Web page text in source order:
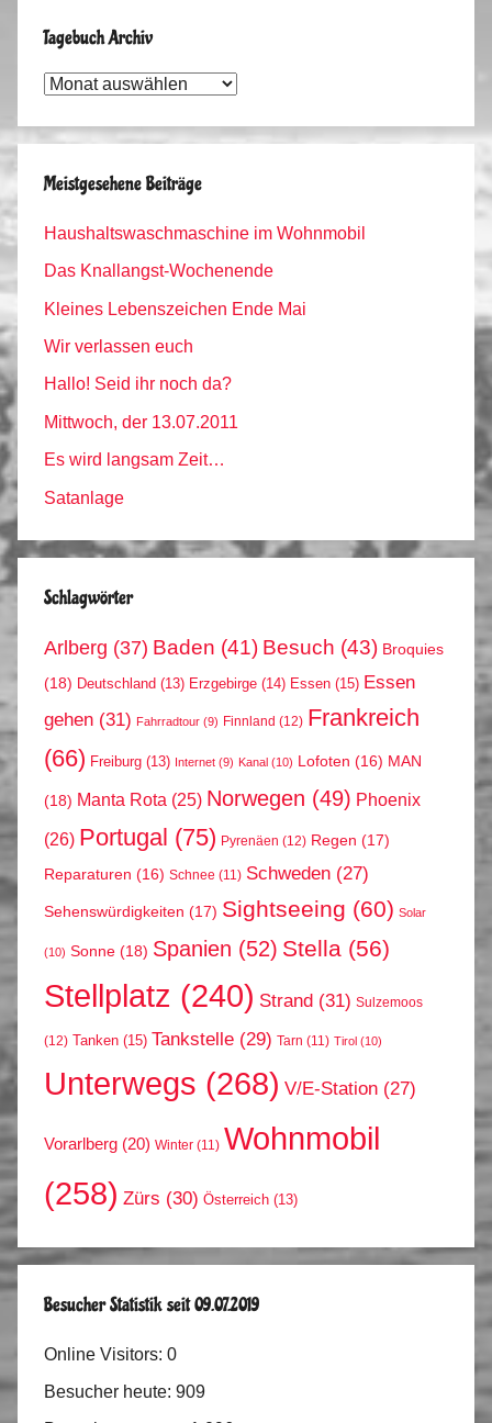
Tagebuch Archiv
Tagebuch
Meistgesehene Beiträge
Haushaltswaschmaschine im Wohnmobil
Das Knallangst-Wochenende
Kleines Lebenszeichen Ende Mai
Wir verlassen euch
Hallo! Seid ihr noch da?
Mittwoch, der 13.07.2011
Es wird langsam Zeit…
Satanlage
Schlagwörter
Arlberg (37) Baden (41) Besuch (43) Broquies
(18) Deutschland (13) Erzgebirge (14) Essen (15) Essen
gehen (31) Fahrradtour (9) Finnland (12) Frankreich
(66) Freiburg (13) Internet (9) Kanal (10) Lofoten (16) MAN
(18) Manta Rota (25) Norwegen (49) Phoenix
(26) Portugal (75) Pyrenäen (12) Regen (17)
Reparaturen (16) Schnee (11) Schweden (27)
Sehenswürdigkeiten (17) Sightseeing (60) Solar
(10) Sonne (18) Spanien (52) Stella (56)
Stellplatz (240) Strand (31) Sulzemoos
(12) Tanken (15) Tankstelle (29) Tarn (11) Tirol (10)
Unterwegs (268) V/E-Station (27)
Vorarlberg (20) Winter (11) Wohnmobil
(258) Zürs (30) Österreich (13)
Besucher Statistik seit 09.07.2019
Online Visitors: 0
Besucher heute: 909